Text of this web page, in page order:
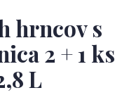
hrncov s
2 + 1 ks
L